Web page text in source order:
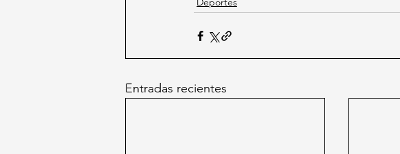
Entradas recientes